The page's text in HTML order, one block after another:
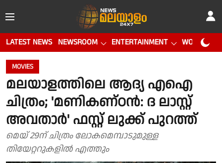
LATEST NEWS NEWSROOM ENTERTAINMENT WORLD CUP
MOVIES
മലയാളത്തിലെ ആദ്യ എഐ
ചിത്രം; 'മണികണ്ഠൻ: ദ ലാസ്റ്റ്
അവതാർ' ഫസ്റ്റ് ലുക്ക് പുറത്ത്
മെയ് 29ന് ചിത്രം ലോകമെമ്പാടുമുള്ള
തിയേറ്ററുകളിൽ എത്തും